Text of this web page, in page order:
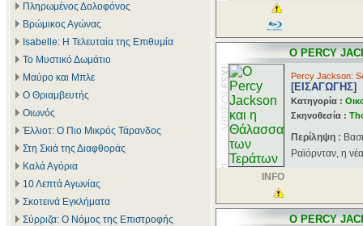
Πληρωμένος Δολοφόνος
Βρώμικος Αγώνας
Isabelle: Η Τελευταία της Επιθυμία
Το Μυστικό Δωμάτιο
Μαύρο και Μπλε
Ο Θριαμβευτής
Οιωνός
Έλλιοτ: Ο Πιο Μικρός Τάρανδος
Στη Σκιά της Διαφθοράς
Καλά Αγόρια
10 Λεπτά Αγωνίας
Σκοτεινά Εγκλήματα
Σύρριζα: Ο Νόμος της Επιστροφής
Ο PERCY
Percy Jackson:
[ΕΙΣΑΓΩΓΗΣ]
Κατηγορία :
Σκηνοθεσία :
Περίληψη :
Ραϊόρνταν, η
INFO
Ο PERCY